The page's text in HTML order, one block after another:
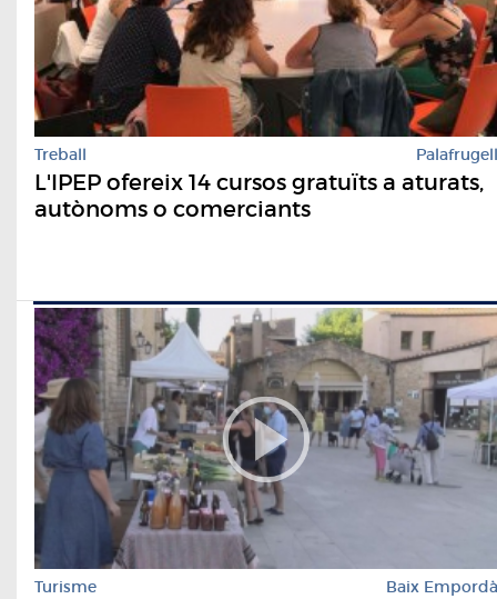
Treball Palafrugell
L'IPEP ofereix 14 cursos gratuïts a aturats,
autònoms o comerciants
Turisme Baix Empordà